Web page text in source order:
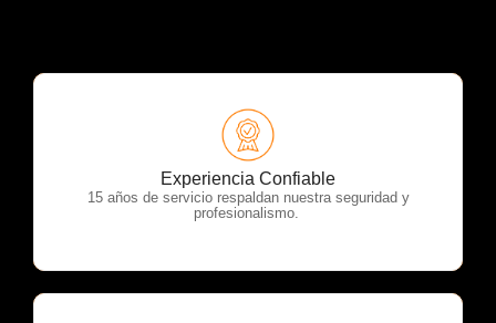
Experiencia Confiable
15 años de servicio respaldan nuestra seguridad y
profesionalismo.
OTP Servicios